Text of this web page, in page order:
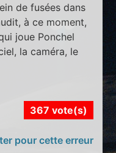
de fusées dans
à ce moment,
joue Ponchel
la caméra, le
367 vote(s)
pour cette erreur